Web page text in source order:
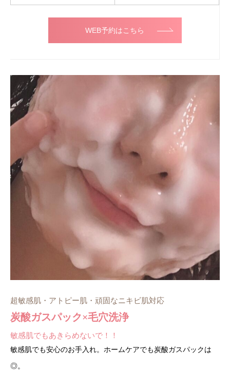
WEB予約はこちら
超敏感肌・アトピー肌・頑固なニキビ肌対応
炭酸ガスパック×毛穴洗浄
敏感肌でもあきらめないで！！
敏感肌でも安心のお手入れ。ホームケアでも炭酸ガスパックは
◎。